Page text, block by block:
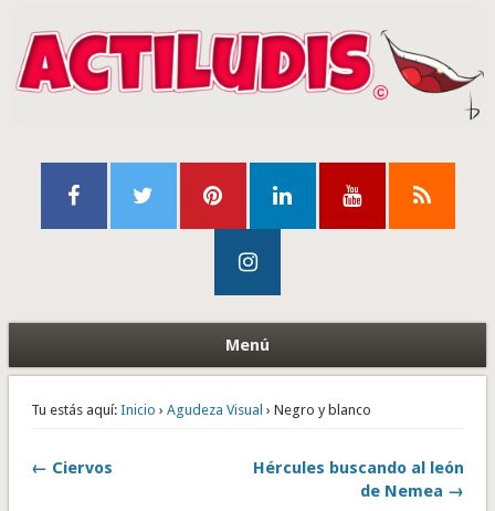
Menú
Tu estás aquí: Inicio › Agudeza Visual › Negro y blanco
← Ciervos
Hércules buscando al león
de Nemea →